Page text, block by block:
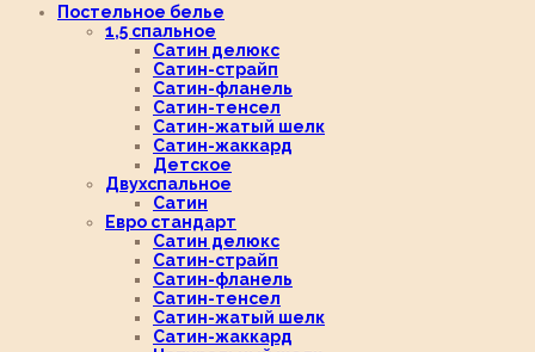
Постельное белье
1,5 спальное
Сатин делюкс
Сатин-страйп
Сатин-фланель
Сатин-тенсел
Сатин-жатый шелк
Сатин-жаккард
Детское
Двухспальное
Сатин
Евро стандарт
Сатин делюкс
Сатин-страйп
Сатин-фланель
Сатин-тенсел
Сатин-жатый шелк
Сатин-жаккард